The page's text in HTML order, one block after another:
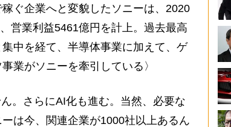
ぐ企業へと変貌したソニーは、2020
営業利益5461億円を計上。過去最高
中を経て、半導体事業に加えて、ゲ
業がソニーを牽引している〉
。さらにAI化も進む。当然、必要な
は今、関連企業が1000社以上あるん